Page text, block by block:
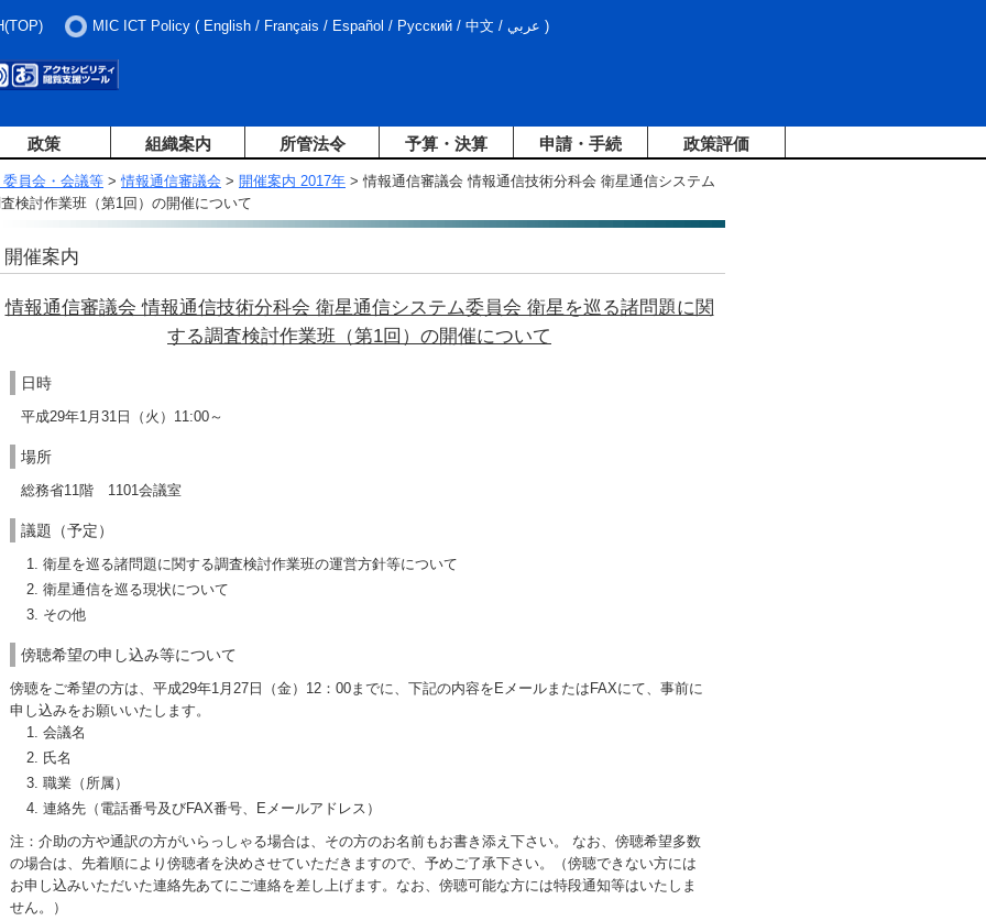
MIC ICT Policy ( English / Français / Español / Русский / 中文 / عربي )
政策 組織案内 所管法令 予算・決算 申請・手続 政策評価
員会・会議等 >情報通信審議会 > 開催案内 2017年 > 情報通信審議会 情報通信技術分科会 衛星通信システム
検討作業班（第1回）の開催について
開催案内
情報通信審議会 情報通信技術分科会 衛星通信システム委員会 衛星を巡る諸問題に関
する調査検討作業班（第1回）の開催について
日時
平成29年1月31日（火）11:00～
場所
総務省11階 1101会議室
議題（予定）
衛星を巡る諸問題に関する調査検討作業班の運営方針等について
衛星通信を巡る現状について
その他
傍聴希望の申し込み等について
傍聴をご希望の方は、平成29年1月27日（金）12：00までに、下記の内容をEメールまたはFAXにて、事前に
申し込みをお願いいたします。
会議名
氏名
職業（所属）
連絡先（電話番号及びFAX番号、Eメールアドレス）
注：介助の方や通訳の方がいらっしゃる場合は、その方のお名前もお書き添え下さい。 なお、傍聴希望多数
の場合は、先着順により傍聴者を決めさせていただきますので、予めご了承下さい。（傍聴できない方には
お申し込みいただいた連絡先あてにご連絡を差し上げます。なお、傍聴可能な方には特段通知等はいたしま
せん。）